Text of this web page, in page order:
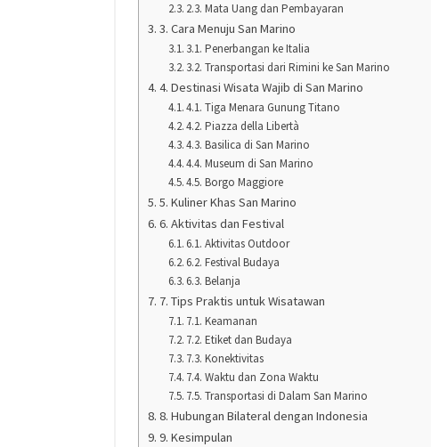
2.3. Mata Uang dan Pembayaran
3. Cara Menuju San Marino
3.1. Penerbangan ke Italia
3.2. Transportasi dari Rimini ke San Marino
4. Destinasi Wisata Wajib di San Marino
4.1. Tiga Menara Gunung Titano
4.2. Piazza della Libertà
4.3. Basilica di San Marino
4.4. Museum di San Marino
4.5. Borgo Maggiore
5. Kuliner Khas San Marino
6. Aktivitas dan Festival
6.1. Aktivitas Outdoor
6.2. Festival Budaya
6.3. Belanja
7. Tips Praktis untuk Wisatawan
7.1. Keamanan
7.2. Etiket dan Budaya
7.3. Konektivitas
7.4. Waktu dan Zona Waktu
7.5. Transportasi di Dalam San Marino
8. Hubungan Bilateral dengan Indonesia
9. Kesimpulan